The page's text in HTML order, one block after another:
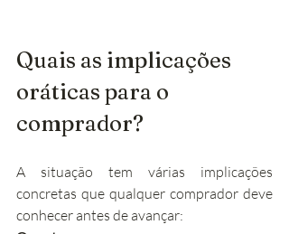
Quais as implicações
oráticas para o
comprador?
A situação tem várias implicações
concretas que qualquer comprador deve
conhecer antes de avançar: